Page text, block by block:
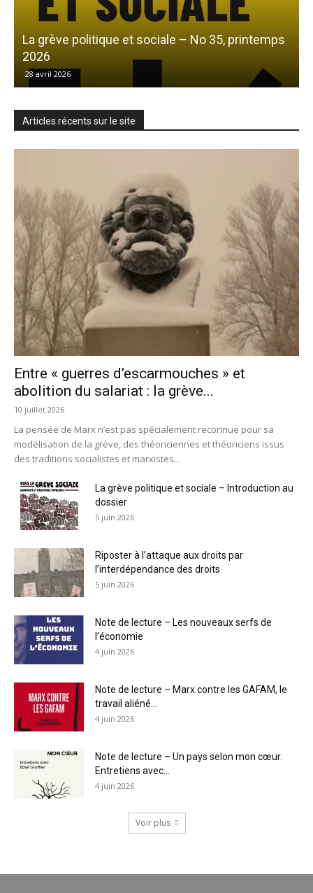
La grève politique et sociale – No 35, printemps
2026
28 avril 2026
Articles récents sur le site
Entre « guerres d’escarmouches » et
abolition du salariat : la grève...
10 juillet 2026
La pensée de Marx n’est pas spécialement reconnue pour sa
modélisation de la grève, des théoriciennes et théoriciens issus
des traditions socialistes et marxistes...
La grève politique et sociale – Introduction au
dossier
5 juin 2026
Riposter à l’attaque aux droits par
l’interdépendance des droits
5 juin 2026
Note de lecture – Les nouveaux serfs de
l’économie
4 juin 2026
Note de lecture – Marx contre les GAFAM, le
travail aliéné...
4 juin 2026
Note de lecture – Un pays selon mon cœur.
Entretiens avec...
4 juin 2026
Voir plus